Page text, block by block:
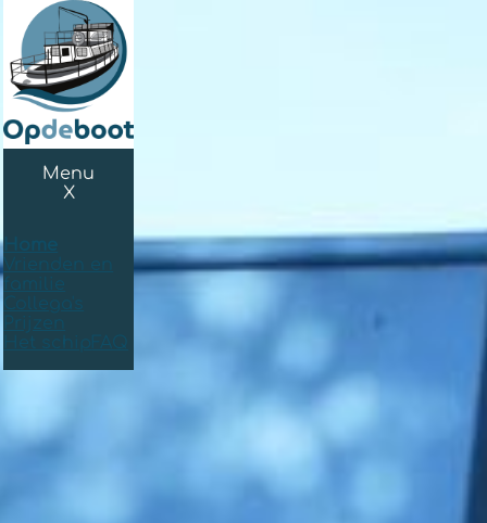
Menu
X
Home
Vrienden en
familie
Collega's
Prijzen
Het schip FAQ